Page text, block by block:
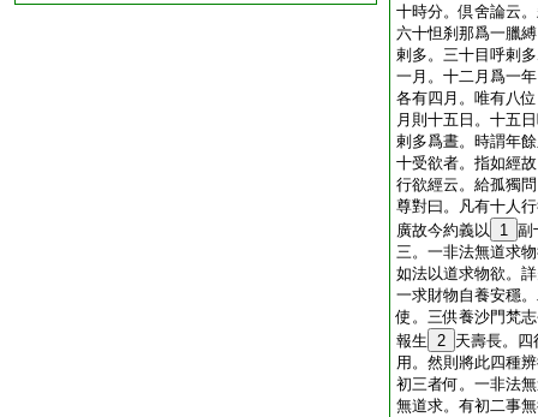
十時分。倶舍論云
六十怛刹那爲一臘
剌多。三十目呼剌
一月。十二月爲一
各有四月。唯有八
月則十五日。十五
剌多爲晝。時謂年
十受欲者。指如經
行欲經云。給孤獨
尊對曰。凡有十人
廣故今約義以
1 副
三。一非法無道求
如法以道求物欲。
一求財物自養安穩
使。三供養沙門梵
報生 2 天壽長。
用。然則將此四種
初三者何。一非法
無道求。有初二事